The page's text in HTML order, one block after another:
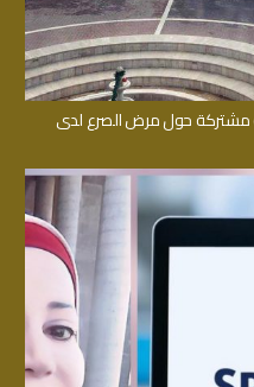
مشتركة حول مرض الصرع لدى